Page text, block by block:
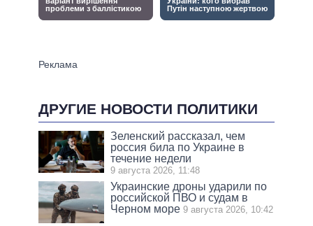
ДРУГИЕ НОВОСТИ ПОЛИТИКИ
Зеленский рассказал, чем
россия била по Украине в
течение недели
9 августа 2026, 11:48
Украинские дроны ударили по
российской ПВО и судам в
Черном море 9 августа 2026, 10:42